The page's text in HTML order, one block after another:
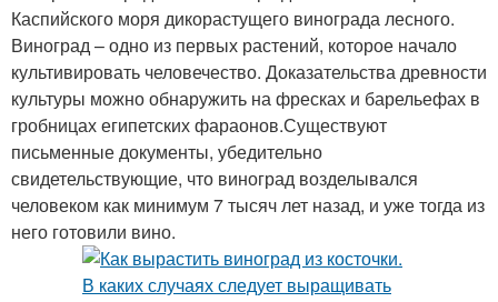
Каспийского моря дикорастущего винограда лесного.
Виноград – одно из первых растений, которое начало
культивировать человечество. Доказательства древности
культуры можно обнаружить на фресках и барельефах в
гробницах египетских фараонов.Существуют
письменные документы, убедительно
свидетельствующие, что виноград возделывался
человеком как минимум 7 тысяч лет назад, и уже тогда из
него готовили вино.